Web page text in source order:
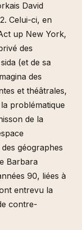
David
Celui-ci, en
up New York,
des
(et de sa
des
et théâtrales,
problématique
de la
géographes
Barbara
90, liées à
entrevu la
contre-